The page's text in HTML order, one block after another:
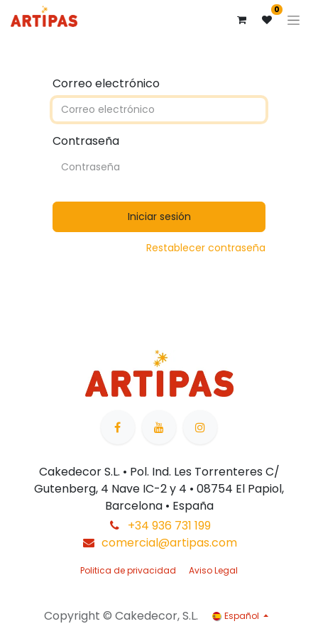
0
Correo electrónico
Contraseña
Iniciar sesión
Restablecer contraseña
Cakedecor S.L. • Pol. Ind. Les Torrenteres C/
Gutenberg, 4 Nave IC-2 y 4 • 08754 El Papiol,
Barcelona • España
+34 936 731 199
comercial@artipas.com
Politica de privacidad Aviso Legal
Copyright © Cakedecor, S.L. Español